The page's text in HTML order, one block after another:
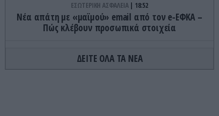
ΕΣΩΤΕΡΙΚΗ ΑΣΦΑΛΕΙΑ 18:52
Νέα απάτη με «μαϊμού» email από τον e-ΕΦΚΑ –
Πώς κλέβουν προσωπικά στοιχεία
CELEBRITIES 18:51
«Φωτιά και λάβρα» η Α.Παναγιώταρου που
ΔΕΙΤΕ ΟΛΑ ΤΑ ΝΕΑ